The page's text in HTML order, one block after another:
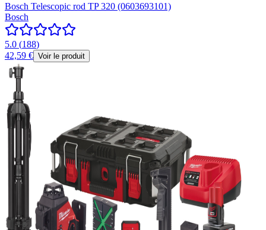
Bosch Telescopic rod TP 320 (0603693101)
Bosch
5.0 (188)
42,59 € Voir le produit